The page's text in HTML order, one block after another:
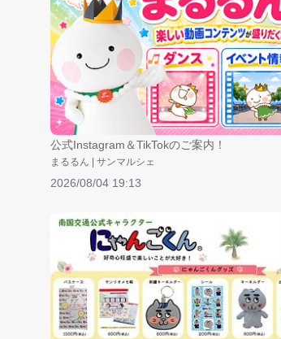
公式Instagram＆TikTokのご案内！
まるるん | サンマルシェ
2026/08/04 19:13